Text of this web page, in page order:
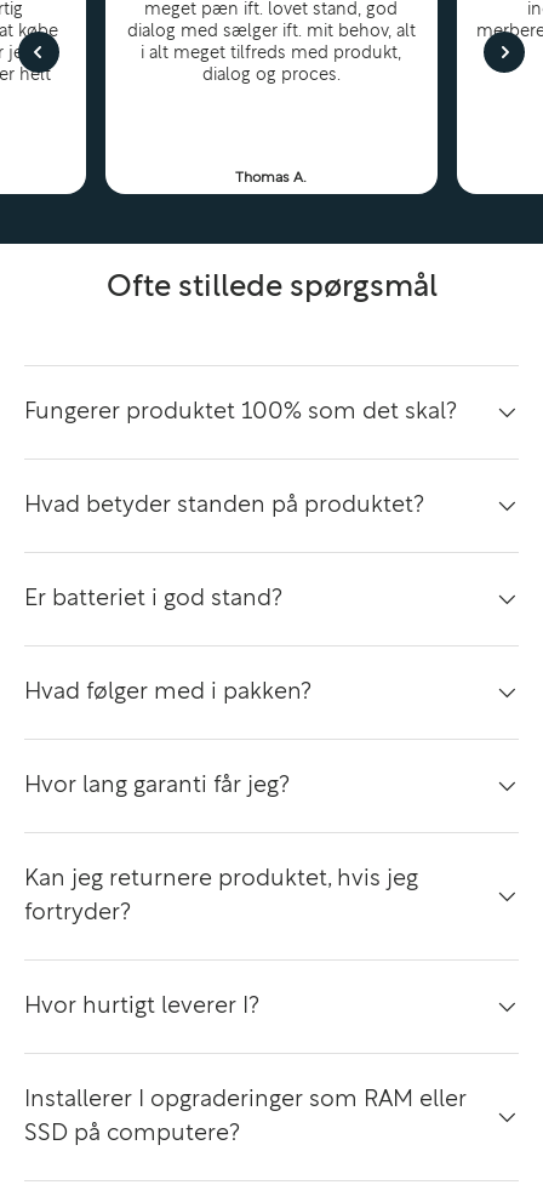
købe
helt
meget pæn ift. lovet stand, god
dialog med sælger ift. mit behov, alt
i alt meget tilfreds med produkt,
dialog og proces.
Thomas A.
Ofte stillede spørgsmål
Fungerer produktet 100% som det skal?
Hvad betyder standen på produktet?
Er batteriet i god stand?
Hvad følger med i pakken?
Hvor lang garanti får jeg?
Kan jeg returnere produktet, hvis jeg
fortryder?
Hvor hurtigt leverer I?
Installerer I opgraderinger som RAM eller
SSD på computere?